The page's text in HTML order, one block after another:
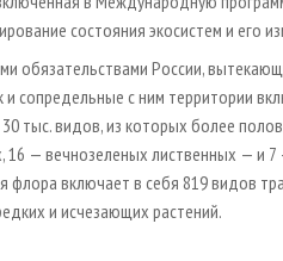
состояния экосистем и его
обязательствами России,
и сопредельные с ним территории
тыс. видов, из которых более
16 — вечнозеленых лиственных — и
включает в себя 819 видов
и исчезающих растений.